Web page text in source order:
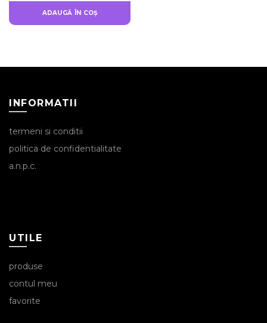
ADAUGĂ ÎN COȘ
INFORMATII
termeni si conditii
politica de confidentialitate
a.n.p.c.
UTILE
produse
contul meu
favorite